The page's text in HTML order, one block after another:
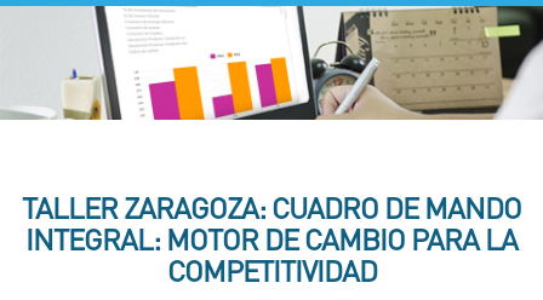
TALLER ZARAGOZA: CUADRO DE MANDO
INTEGRAL: MOTOR DE CAMBIO PARA LA
COMPETITIVIDAD